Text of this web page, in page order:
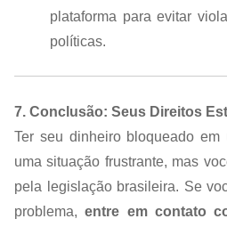
plataforma para evitar
políticas.
7. Conclusão: Seus Direitos
Ter seu dinheiro bloqueado
uma situação frustrante, mas
pela legislação brasileira. Se
problema,entre em contato